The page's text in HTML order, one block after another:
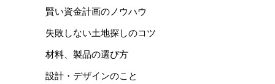
賢い資金計画のノウハウ
失敗しない土地探しのコツ
材料、製品の選び方
設計・デザインのこと